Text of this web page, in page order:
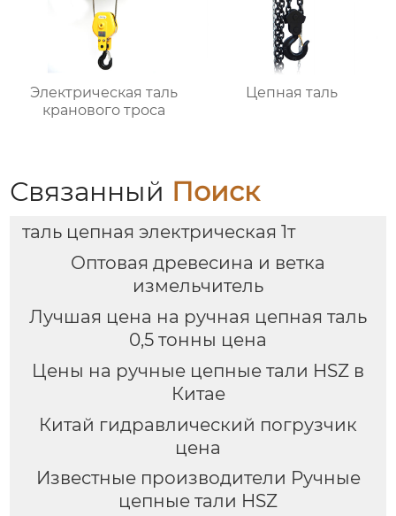
Электрическая таль
кранового троса
Цепная таль
Связанный Поиск
таль цепная электрическая 1т
Оптовая древесина и ветка
измельчитель
Лучшая цена на ручная цепная таль
0,5 тонны цена
Цены на ручные цепные тали HSZ в
Китае
Китай гидравлический погрузчик
цена
Известные производители Ручные
цепные тали HSZ